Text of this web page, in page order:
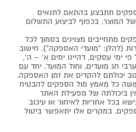
תתבצע בהתאם לתנאים
המוצר, בכפוף לביצוע התשלום
מתחייבים מצוינים בסמוך לכל
(להלן: "מועדי האספקה"). חישוב
ימי עסקים, דהיינו ימים א' – ה',
חג מועדים, וחול המועד. יחד עם
יכולתם להקדים את זמן האספקה.
כל מאמץ מול הספקים להבטיח
ביכולתה של מפעילת האתר
בכל אחריות לאיחור או עיכוב
במקרים אלו יתאפשר ביטול